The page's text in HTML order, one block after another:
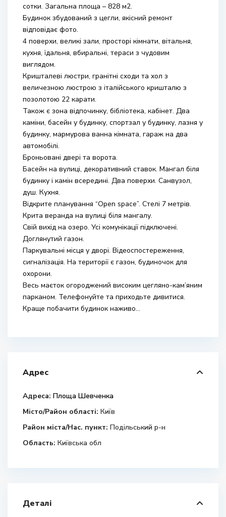
сотки. Загальна площа – 828 м2.
Будинок збудований з цегли, якісний ремонт
відповідає фото.
4 поверхи, великі зали, просторі кімнати, вітальня,
кухня, їдальня, вбиральні, тераси з чудовим
виглядом.
Кришталеві люстри, гранітні сходи та хол з
величезною люстрою з італійського кришталю з
позолотою 22 карати.
Також є зона відпочинку, бібліотека, кабінет. Два
каміни, басейн у будинку, спортзал у будинку, лазня у
будинку, мармурова ванна кімната, гараж на два
автомобілі.
Броньовані двері та ворота.
Басейн на вулиці, декоративний ставок. Мангал біля
будинку і камін всередині. Два поверхи. Санвузол,
душ. Кухня.
Відкрите планування “Open space”. Стелі 7 метрів.
Крита веранда на вулиці біля мангалу.
Свій вихід на озеро. Усі комунікації підключені.
Доглянутий газон.
Паркувальні місця у дворі. Відеоспостереження,
сигналізація. На території є газон, будиночок для
охорони.
Весь маєток огороджений високим цегляно-кам’яним
парканом. Телефонуйте та приходьте дивитися.
Краще побачити будинок наживо…
Адрес
Адреса: Площа Шевченка
Місто/Район області: Київ
Район міста/Нас. пункт: Подільський р-н
Область: Київська обл
Деталі